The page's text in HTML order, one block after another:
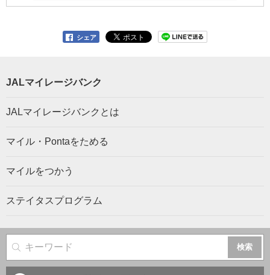
シェア
JALマイレージバンク
JALマイレージバンクとは
マイル・Pontaをためる
マイルをつかう
ステイタスプログラム
サイト内検索